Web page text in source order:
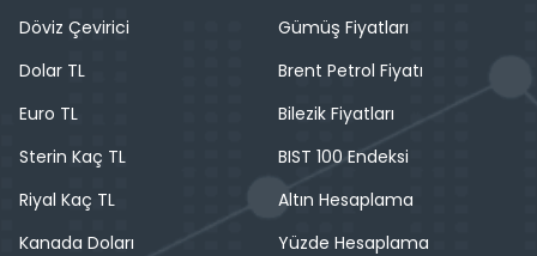
Döviz Çevirici
Dolar TL
Euro TL
Sterin Kaç TL
Riyal Kaç TL
Kanada Doları
Gümüş Fiyatları
Brent Petrol Fiyatı
Bilezik Fiyatları
BIST 100 Endeksi
Altın Hesaplama
Yüzde Hesaplama